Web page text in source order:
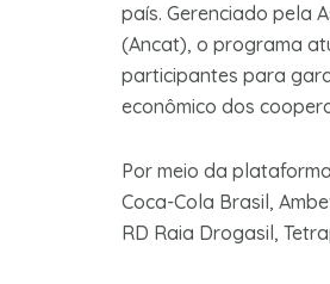
país. Gerenciado pela
(Ancat), o programa
participantes para
econômico dos
Por meio da
Coca-Cola Brasil,
RD Raia Drogasil,